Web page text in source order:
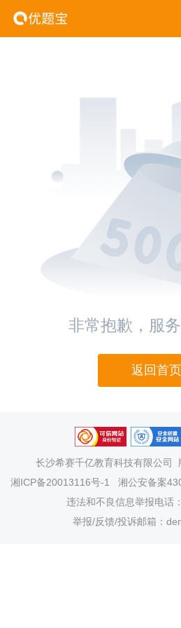
非常抱歉，服
返回首页
长沙希赛千亿教育科技有限公司
湘ICP备20013116号-1
湘公安备案
违法和不良信息举报电话
举报/反馈/投诉邮箱：